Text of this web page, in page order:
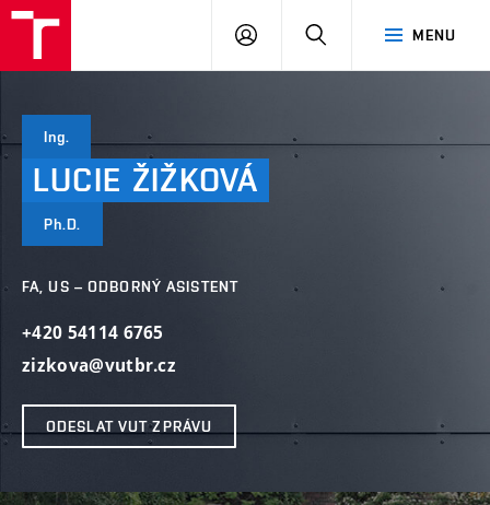
MENU
PŘIHLÁSIT
Ing.
LUCIE ŽIŽKOVÁ
Ph.D.
FA, US – ODBORNÝ ASISTENT
+420 54114 6765
zizkova@vutbr.cz
ODESLAT VUT ZPRÁVU